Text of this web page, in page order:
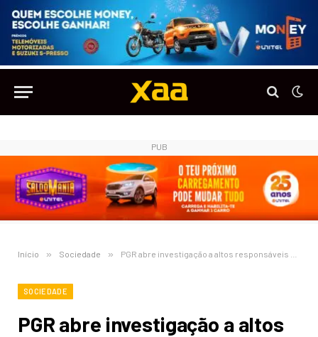
PUB
Início » Sociedade » PGR abre investigação a altos responsáveis do SME e da AGT
SOCIEDADE
PGR abre investigação a altos